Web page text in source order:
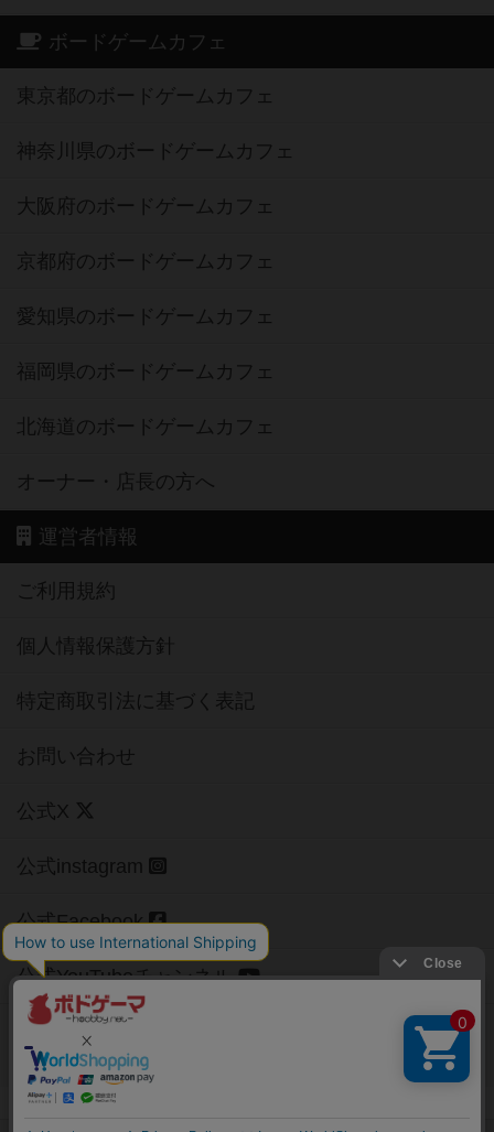
ボードゲームカフェ
東京都のボードゲームカフェ
神奈川県のボードゲームカフェ
大阪府のボードゲームカフェ
京都府のボードゲームカフェ
愛知県のボードゲームカフェ
福岡県のボードゲームカフェ
北海道のボードゲームカフェ
オーナー・店長の方へ
運営者情報
ご利用規約
個人情報保護方針
特定商取引法に基づく表記
お問い合わせ
公式X
公式instagram
公式Facebook
公式YouTubeチャンネル